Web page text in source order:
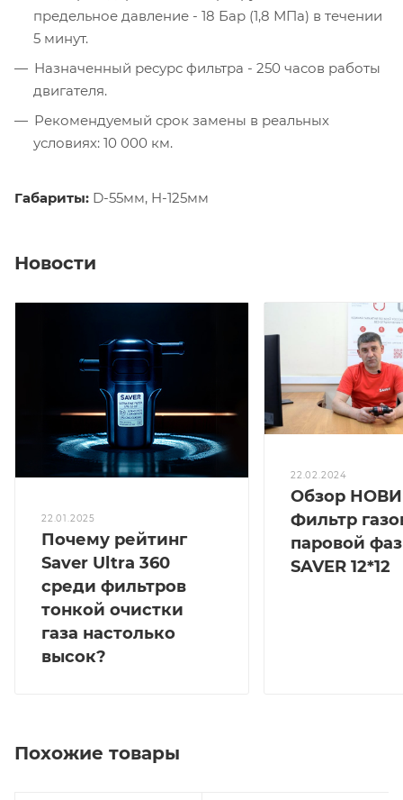
предельное давление - 18 Бар (1,8 МПа) в течении
5 минут.
Назначенный ресурс фильтра - 250 часов работы
двигателя.
Рекомендуемый срок замены в реальных
условиях: 10 000 км.
Габариты: D-55мм, H-125мм
Новости
22.01.2025
Почему рейтинг
Saver Ultra 360
среди фильтров
тонкой очистки
газа настолько
высок?
22.02.2024
Обзор
Фильтр
паровой
SAVER 12*12
Похожие товары